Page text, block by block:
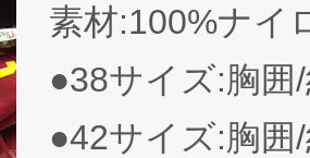
素材:100%ナイ
●38サイズ:胸囲
●42サイズ:胸囲